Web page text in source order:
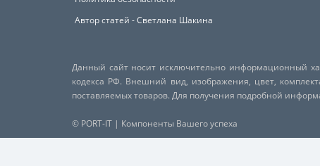
Автор статей - Светлана Шакина
Данный сайт носит исключительно информационный
кодекса РФ. Внешний вид, изображения, цвет,
поставляемых товаров. Для получения подробной
© PORT-IT | Компоненты Вашего успеха